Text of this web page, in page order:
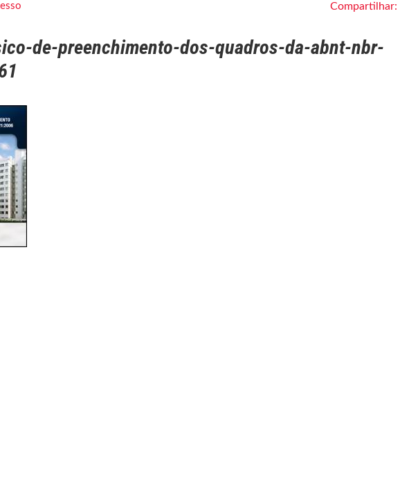
Compartilhar:
de-preenchimento-dos-quadros-da-abnt-nbr-